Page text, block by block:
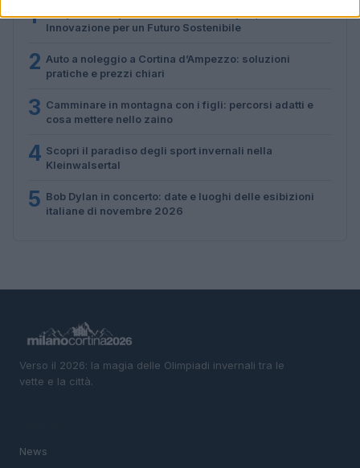
1
Innovazione per un Futuro Sostenibile
2 Auto a noleggio a Cortina d’Ampezzo: soluzioni
pratiche e prezzi chiari
3 Camminare in montagna con i figli: percorsi adatti e
cosa mettere nello zaino
4 Scopri il paradiso degli sport invernali nella
Kleinwalsertal
5 Bob Dylan in concerto: date e luoghi delle esibizioni
italiane di novembre 2026
Verso il 2026: la magia delle Olimpiadi invernali tra le
vette e la città.
News